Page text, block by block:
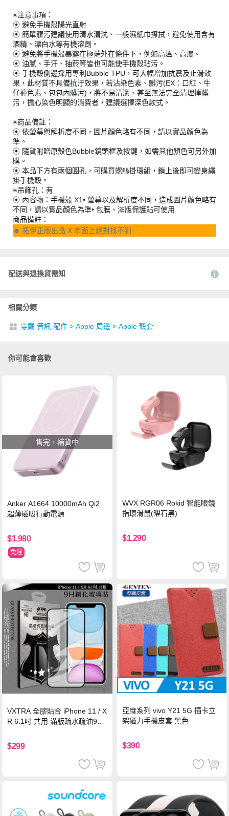
※注意事項：
⦿ 避免手機殼陽光直射
⦿ 簡單髒污建議使用清水清洗、一般濕紙巾擦拭，避免使用含有
酒精、漂白水等有機溶劑。
⦿ 避免將手機殼暴露在極端外在條件下，例如高溫、高濕。
⦿ 油膩、手汗、抽菸等皆也可能使手機殼玷污。
⦿ 手機殼側邊採用專利Bubble TPU，可大幅增加抗震及止滑效
果，此材質不具備抗汙效果，若沾染色素、髒污(EX：口紅、牛
仔褲色素、包包內髒污)，將不易清潔、甚至無法完全清理掉髒
污，擔心染色明顯的消費者，建議選擇深色款式。
※商品備註：
⦿ 依螢幕與解析度不同，圖片顏色略有不同，請以實品顏色為
準。
⦿ 隨貨附贈原殼色Bubble鏡頭框及按鍵，如需其他顏色可另外加
購。
⦿ 本品下方有兩個圓孔，可購買螺絲掛環組，鎖上後即可變身繩
掛手機殼。
※吊飾孔：有
⦿ 內容物：手機殼 X1• 螢幕以及解析度不同，造成圖片顏色略有
不同，請以實品顏色為準• 包膜、滿版保護貼可使用
商品備註：
☻ 拓伊正版出品 X 市面上絕對找不到
配送與退換貨需知
相關分類
穿戴 音訊 配件 > Apple 周邊 > Apple 殼套
你可能會喜歡
售完，補貨中
Anker A1664 10000mAh Qi2
超薄磁吸行動電源
$1,980
免運
WVX RGR06 Rokid 智能眼鏡
指環滑鼠(曜石黑)
$1,290
VXTRA 全膠貼合 iPhone 11 / X
R 6.1吋 共用 滿版疏水疏油9H
$299
亞麻系列 vivo Y21 5G 插卡立
架磁力手機皮套 黑色
$390